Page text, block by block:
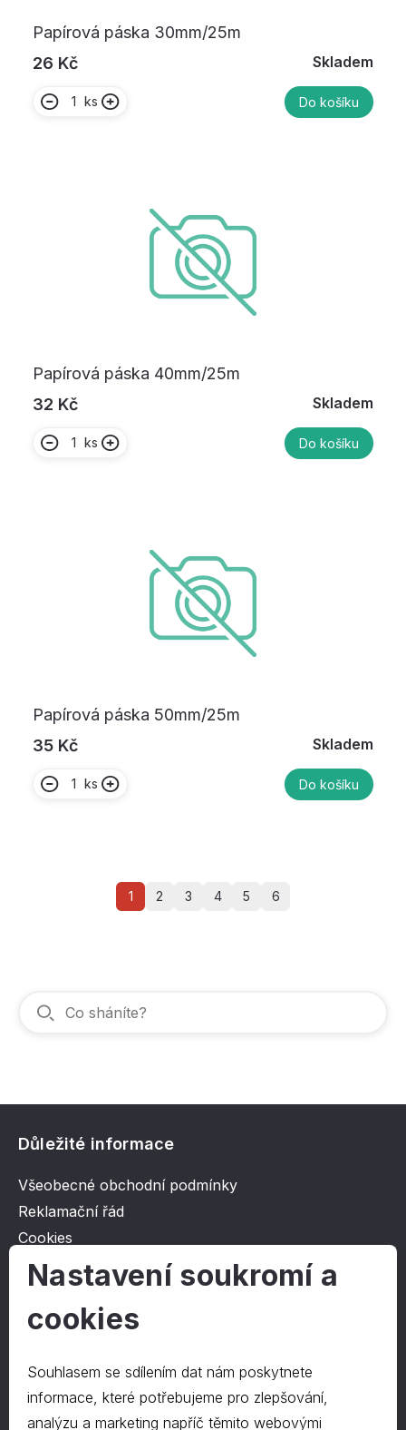
Papírová páska 30mm/25m
26 Kč
Skladem
ks Do košíku
Papírová páska 40mm/25m
32 Kč
Skladem
ks Do košíku
Papírová páska 50mm/25m
35 Kč
Skladem
ks Do košíku
1 2 3 4 5 6
Důležité informace
Všeobecné obchodní podmínky
Reklamační řád
Cookies
Ochrana osobních údajů
O společnosti
Kontakt
O nás
Nastavení soukromí a
cookies
Souhlasem se sdílením dat nám poskytnete
informace, které potřebujeme pro zlepšování,
analýzu a marketing napříč těmito webovými